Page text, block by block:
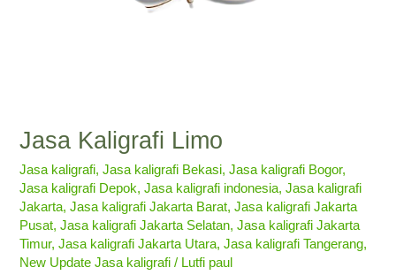
Jasa Kaligrafi Limo
Jasa kaligrafi,Jasa kaligrafi Bekasi,Jasa kaligrafi Bogor,
Jasa kaligrafi Depok,Jasa kaligrafi indonesia,Jasa kaligrafi
Jakarta,Jasa kaligrafi Jakarta Barat,Jasa kaligrafi Jakarta
Pusat,Jasa kaligrafi Jakarta Selatan,Jasa kaligrafi Jakarta
Timur,Jasa kaligrafi Jakarta Utara,Jasa kaligrafi Tangerang,
New Update Jasa kaligrafi / Lutfi paul